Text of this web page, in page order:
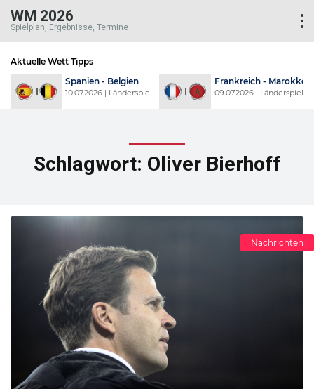
WM 2026
Spielplan, Ergebnisse, Termine
Aktuelle Wett Tipps
Spanien - Belgien
10.07.2026 | Länderspiel
Frankreich - Marokko
09.07.2026 | Länderspiel
Schlagwort: Oliver Bierhoff
Nachrichten